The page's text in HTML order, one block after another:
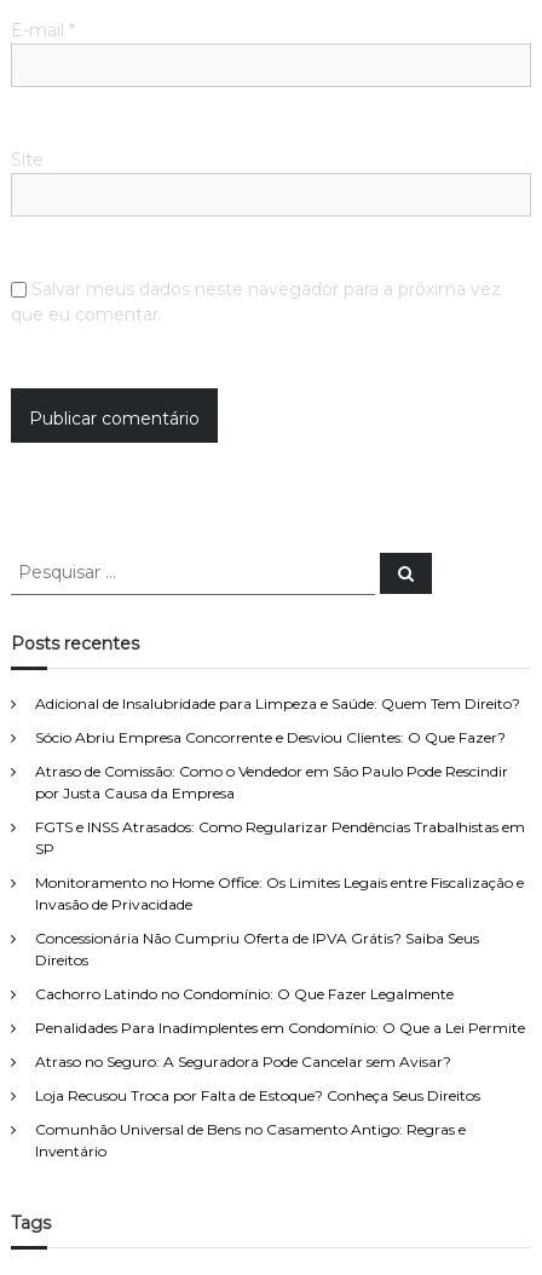
E-mail *
Site
Salvar meus dados neste navegador para a próxima vez
que eu comentar.
P
q
u
s
a
r
P
e
s
Posts recentes
Adicional de Insalubridade para Limpeza e Saúde: Quem Tem Direito?
Sócio Abriu Empresa Concorrente e Desviou Clientes: O Que Fazer?
Atraso de Comissão: Como o Vendedor em São Paulo Pode Rescindir
por Justa Causa da Empresa
FGTS e INSS Atrasados: Como Regularizar Pendências Trabalhistas em
SP
Monitoramento no Home Office: Os Limites Legais entre Fiscalização e
Invasão de Privacidade
Concessionária Não Cumpriu Oferta de IPVA Grátis? Saiba Seus
Direitos
Cachorro Latindo no Condomínio: O Que Fazer Legalmente
Penalidades Para Inadimplentes em Condomínio: O Que a Lei Permite
Atraso no Seguro: A Seguradora Pode Cancelar sem Avisar?
Loja Recusou Troca por Falta de Estoque? Conheça Seus Direitos
Comunhão Universal de Bens no Casamento Antigo: Regras e
Inventário
Tags